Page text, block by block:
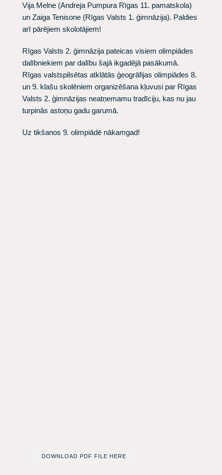
Vija Melne (Andreja Pumpura Rīgas 11. pamatskola)
un Zaiga Tenisone (Rīgas Valsts 1. ģimnāzija). Paldies
arī pārējiem skolotājiem!
Rīgas Valsts 2. ģimnāzija pateicas visiem olimpiādes
dalībniekiem par dalību šajā ikgadējā pasākumā.
Rīgas valstspilsētas atklātās ģeogrāfijas olimpiādes 8.
un 9. klašu skolēniem organizēšana kļuvusi par Rīgas
Valsts 2. ģimnāzijas neatņemamu tradīciju, kas nu jau
turpinās astoņu gadu garumā.
Uz tikšanos 9. olimpiādē nākamgad!
DOWNLOAD PDF FILE HERE